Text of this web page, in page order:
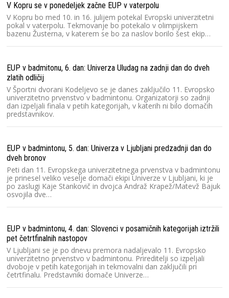
V Kopru se v ponedeljek začne EUP v vaterpolu
V Kopru bo med 10. in 16. julijem potekal Evropski univerzitetni
pokal v vaterpolu. Tekmovanje bo potekalo v olimpijskem
bazenu Žusterna, v katerem se bo za naslov borilo šest ekip…
EUP v badmitonu, 6. dan: Univerza Uludag na zadnji dan do dveh
zlatih odličij
V Športni dvorani Kodeljevo se je danes zaključilo 11. Evropsko
univerzitetno prvenstvo v badmintonu. Organizatorji so zadnji
dan izpeljali finala v petih kategorijah, v katerih ni bilo domačih
predstavnikov.
EUP v badmintonu, 5. dan: Univerza v Ljubljani predzadnji dan do
dveh bronov
Peti dan 11. Evropskega univerzitetnega prvenstva v badmintonu
je prinesel veliko veselje domači ekipi Univerze v Ljubljani, ki je
po zaslugi Kaje Stankovič in dvojca Andraž Krapež/Matevž Bajuk
osvojila dve…
EUP v badmintonu, 4. dan: Slovenci v posamičnih kategorijah iztržili
pet četrtfinalnih nastopov
V Ljubljani se je po dnevu premora nadaljevalo 11. Evropsko
univerzitetno prvenstvo v badmintonu. Prireditelji so izpeljali
dvoboje v petih kategorijah in tekmovalni dan zaključili pri
četrtfinalu. Predstavniki domače Univerze…